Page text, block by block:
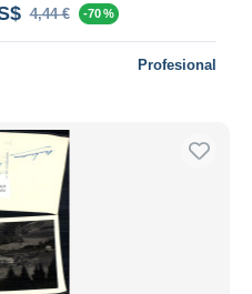
4,44 € -70 %
Profesional